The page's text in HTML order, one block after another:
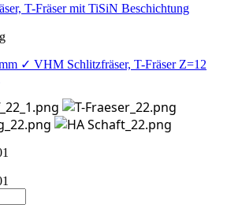
✓ VHM Schlitzfräser, T-Fräser Z=12